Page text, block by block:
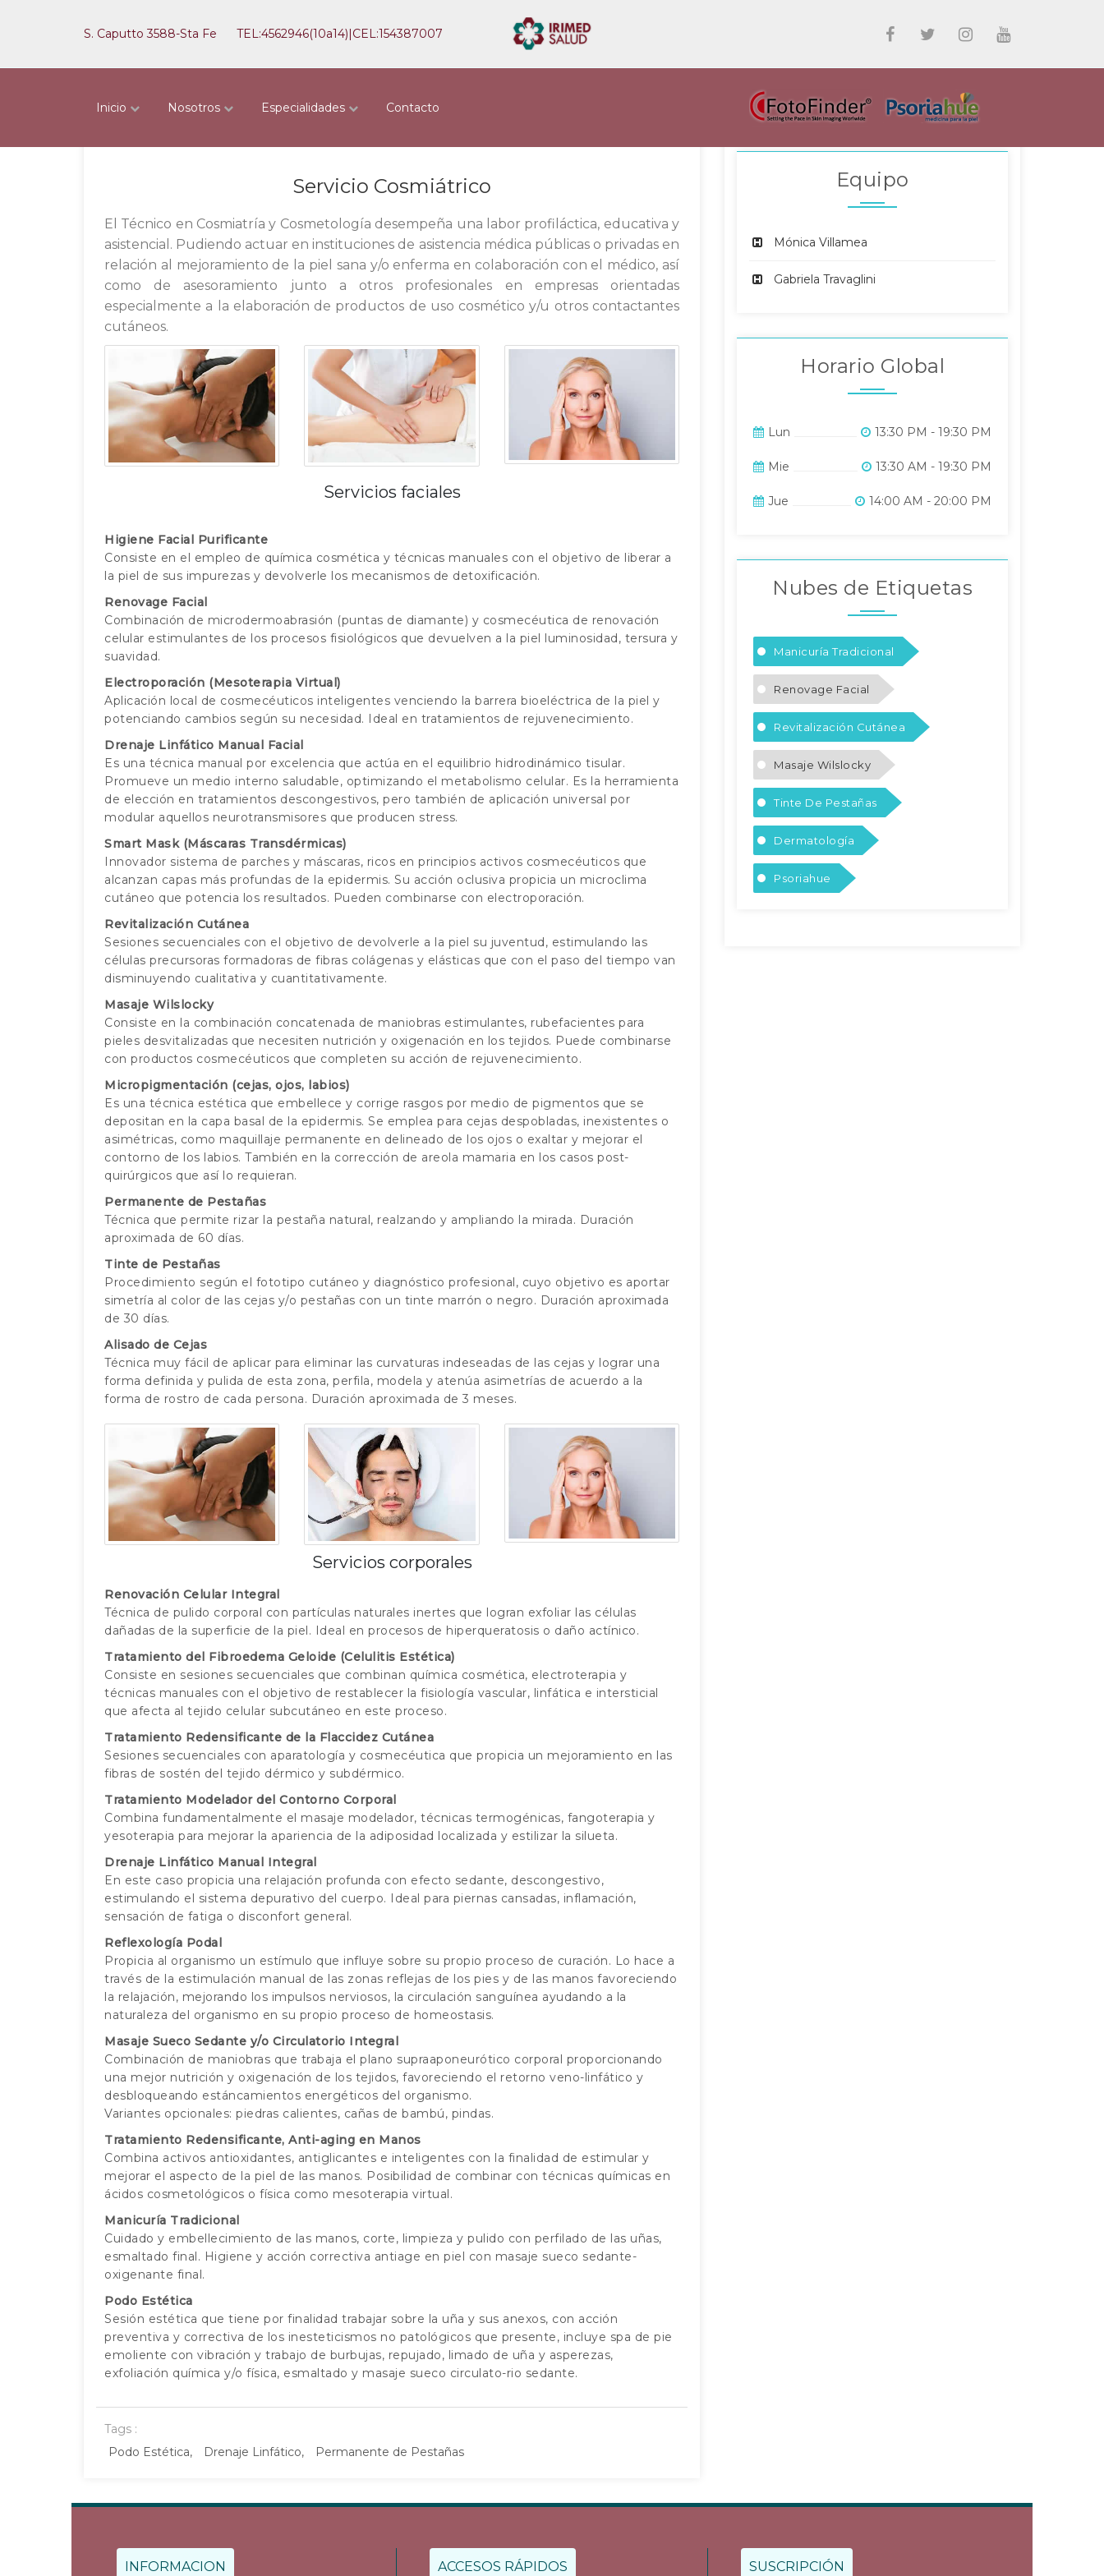
S. Caputto 3588-Sta Fe TEL:4562946(10a14)|CEL:154387007
Inicio Nosotros Especialidades Contacto
Servicio Cosmiátrico
El Técnico en Cosmiatría y Cosmetología desempeña una labor profiláctica, educativa y
asistencial. Pudiendo actuar en instituciones de asistencia médica públicas o privadas en
relación al mejoramiento de la piel sana y/o enferma en colaboración con el médico, así
como de asesoramiento junto a otros profesionales en empresas orientadas
especialmente a la elaboración de productos de uso cosmético y/u otros contactantes
cutáneos.
Servicios faciales
Higiene Facial Purificante
Consiste en el empleo de química cosmética y técnicas manuales con el objetivo de liberar a
la piel de sus impurezas y devolverle los mecanismos de detoxificación.
Renovage Facial
Combinación de microdermoabrasión (puntas de diamante) y cosmecéutica de renovación
celular estimulantes de los procesos fisiológicos que devuelven a la piel luminosidad, tersura y
suavidad.
Electroporación (Mesoterapia Virtual)
Aplicación local de cosmecéuticos inteligentes venciendo la barrera bioeléctrica de la piel y
potenciando cambios según su necesidad. Ideal en tratamientos de rejuvenecimiento.
Drenaje Linfático Manual Facial
Es una técnica manual por excelencia que actúa en el equilibrio hidrodinámico tisular.
Promueve un medio interno saludable, optimizando el metabolismo celular. Es la herramienta
de elección en tratamientos descongestivos, pero también de aplicación universal por
modular aquellos neurotransmisores que producen stress.
Smart Mask (Máscaras Transdérmicas)
Innovador sistema de parches y máscaras, ricos en principios activos cosmecéuticos que
alcanzan capas más profundas de la epidermis. Su acción oclusiva propicia un microclima
cutáneo que potencia los resultados. Pueden combinarse con electroporación.
Revitalización Cutánea
Sesiones secuenciales con el objetivo de devolverle a la piel su juventud, estimulando las
células precursoras formadoras de fibras colágenas y elásticas que con el paso del tiempo van
disminuyendo cualitativa y cuantitativamente.
Masaje Wilslocky
Consiste en la combinación concatenada de maniobras estimulantes, rubefacientes para
pieles desvitalizadas que necesiten nutrición y oxigenación en los tejidos. Puede combinarse
con productos cosmecéuticos que completen su acción de rejuvenecimiento.
Micropigmentación (cejas, ojos, labios)
Es una técnica estética que embellece y corrige rasgos por medio de pigmentos que se
depositan en la capa basal de la epidermis. Se emplea para cejas despobladas, inexistentes o
asimétricas, como maquillaje permanente en delineado de los ojos o exaltar y mejorar el
contorno de los labios. También en la corrección de areola mamaria en los casos post-
quirúrgicos que así lo requieran.
Permanente de Pestañas
Técnica que permite rizar la pestaña natural, realzando y ampliando la mirada. Duración
aproximada de 60 días.
Tinte de Pestañas
Procedimiento según el fototipo cutáneo y diagnóstico profesional, cuyo objetivo es aportar
simetría al color de las cejas y/o pestañas con un tinte marrón o negro. Duración aproximada
de 30 días.
Alisado de Cejas
Técnica muy fácil de aplicar para eliminar las curvaturas indeseadas de las cejas y lograr una
forma definida y pulida de esta zona, perfila, modela y atenúa asimetrías de acuerdo a la
forma de rostro de cada persona. Duración aproximada de 3 meses.
Servicios corporales
Renovación Celular Integral
Técnica de pulido corporal con partículas naturales inertes que logran exfoliar las células
dañadas de la superficie de la piel. Ideal en procesos de hiperqueratosis o daño actínico.
Tratamiento del Fibroedema Geloide (Celulitis Estética)
Consiste en sesiones secuenciales que combinan química cosmética, electroterapia y
técnicas manuales con el objetivo de restablecer la fisiología vascular, linfática e intersticial
que afecta al tejido celular subcutáneo en este proceso.
Tratamiento Redensificante de la Flaccidez Cutánea
Sesiones secuenciales con aparatología y cosmecéutica que propicia un mejoramiento en las
fibras de sostén del tejido dérmico y subdérmico.
Tratamiento Modelador del Contorno Corporal
Combina fundamentalmente el masaje modelador, técnicas termogénicas, fangoterapia y
yesoterapia para mejorar la apariencia de la adiposidad localizada y estilizar la silueta.
Drenaje Linfático Manual Integral
En este caso propicia una relajación profunda con efecto sedante, descongestivo,
estimulando el sistema depurativo del cuerpo. Ideal para piernas cansadas, inflamación,
sensación de fatiga o disconfort general.
Reflexología Podal
Propicia al organismo un estímulo que influye sobre su propio proceso de curación. Lo hace a
través de la estimulación manual de las zonas reflejas de los pies y de las manos favoreciendo
la relajación, mejorando los impulsos nerviosos, la circulación sanguínea ayudando a la
naturaleza del organismo en su propio proceso de homeostasis.
Masaje Sueco Sedante y/o Circulatorio Integral
Combinación de maniobras que trabaja el plano supraaponeurótico corporal proporcionando
una mejor nutrición y oxigenación de los tejidos, favoreciendo el retorno veno-linfático y
desbloqueando estáncamientos energéticos del organismo.
Variantes opcionales: piedras calientes, cañas de bambú, pindas.
Tratamiento Redensificante, Anti-aging en Manos
Combina activos antioxidantes, antiglicantes e inteligentes con la finalidad de estimular y
mejorar el aspecto de la piel de las manos. Posibilidad de combinar con técnicas químicas en
ácidos cosmetológicos o física como mesoterapia virtual.
Manicuría Tradicional
Cuidado y embellecimiento de las manos, corte, limpieza y pulido con perfilado de las uñas,
esmaltado final. Higiene y acción correctiva antiage en piel con masaje sueco sedante-
oxigenante final.
Podo Estética
Sesión estética que tiene por finalidad trabajar sobre la uña y sus anexos, con acción
preventiva y correctiva de los inesteticismos no patológicos que presente, incluye spa de pie
emoliente con vibración y trabajo de burbujas, repujado, limado de uña y asperezas,
exfoliación química y/o física, esmaltado y masaje sueco circulato-rio sedante.
Tags :
Podo Estética,
Drenaje Linfático, Permanente de Pestañas
Equipo
Mónica Villamea
Gabriela Travaglini
Horario Global
Lun 13:30 PM - 19:30 PM
Mie 13:30 AM - 19:30 PM
Jue 14:00 AM - 20:00 PM
Nubes de Etiquetas
Manicuría Tradicional
Renovage Facial
Revitalización Cutánea
Masaje Wilslocky
Tinte De Pestañas
Dermatología
Psoriahue
INFORMACION ACCESOS RÁPIDOS SUSCRIPCIÓN